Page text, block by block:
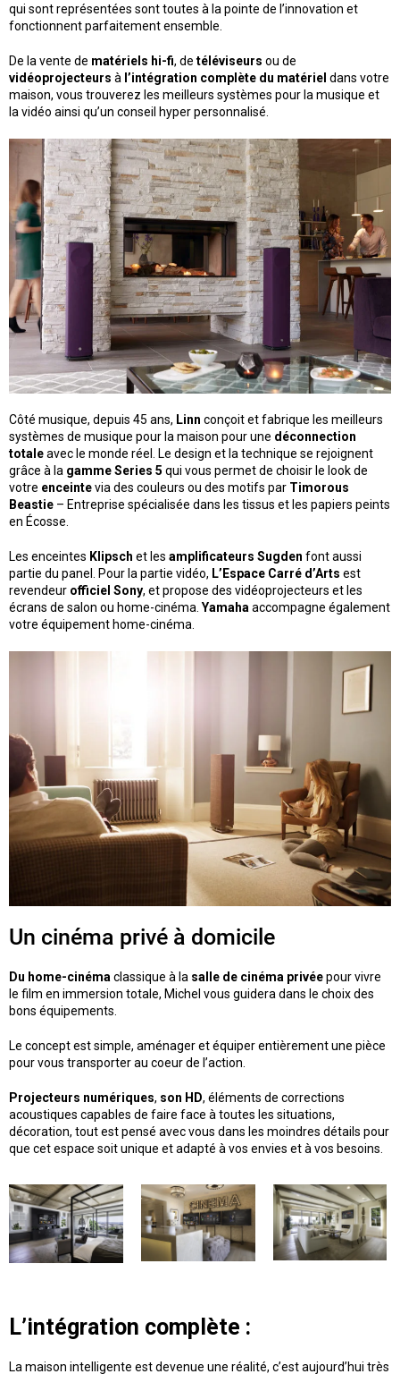
qui sont représentées sont toutes à la pointe de l’innovation et
fonctionnent parfaitement ensemble.
De la vente de matériels hi-fi, de téléviseurs ou de
vidéoprojecteurs à l’intégration complète du matériel dans votre
maison, vous trouverez les meilleurs systèmes pour la musique et
la vidéo ainsi qu’un conseil hyper personnalisé.
Côté musique, depuis 45 ans, Linn conçoit et fabrique les meilleurs
systèmes de musique pour la maison pour une déconnection
totaleavec le monde réel. Le design et la technique se rejoignent
grâce à la gamme Series 5 qui vous permet de choisir le look de
votre enceintevia des couleurs ou des motifs par Timorous
Beastie – Entreprise spécialisée dans les tissus et les papiers peints
en Écosse.
Les enceintes Klipsch et les amplificateurs Sugden font aussi
partie du panel. Pour la partie vidéo, L’Espace Carré d’Arts est
revendeur officiel Sony, et propose des vidéoprojecteurs et les
écrans de salon ou home-cinéma. Yamaha accompagne également
votre équipement home-cinéma.
Un cinéma privé à domicile
Du home-cinéma classique à la salle de cinéma privéepour vivre
le film en immersion totale, Michel vous guidera dans le choix des
bons équipements.
Le concept est simple, aménager et équiper entièrement une pièce
pour vous transporter au coeur de l’action.
Projecteurs numériques, son HD, éléments de corrections
acoustiques capables de faire face à toutes les situations,
décoration, tout est pensé avec vous dans les moindres détails pour
que cet espace soit unique et adapté à vos envies et à vos besoins.
L’intégration complète :
La maison intelligente est devenue une réalité, c’est aujourd’hui très